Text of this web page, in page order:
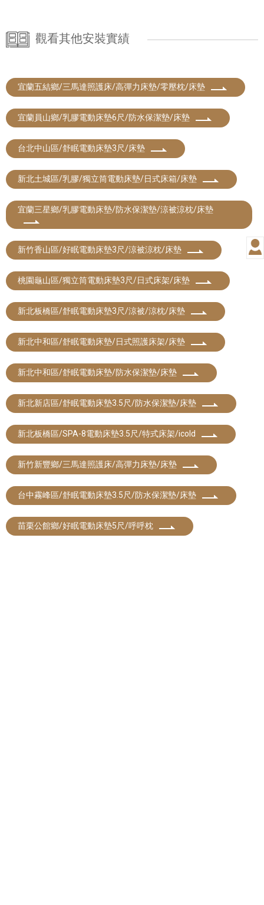
觀看其他安裝實績
宜蘭五結鄉/三馬達照護床/高彈力床墊/零壓枕/床墊
宜蘭員山鄉/乳膠電動床墊6尺/防水保潔墊/床墊
台北中山區/舒眠電動床墊3尺/床墊
新北土城區/乳膠/獨立筒電動床墊/日式床箱/床墊
宜蘭三星鄉/乳膠電動床墊/防水保潔墊/涼被涼枕/床墊
新竹香山區/好眠電動床墊3尺/涼被涼枕/床墊
桃園龜山區/獨立筒電動床墊3尺/日式床架/床墊
新北板橋區/舒眠電動床墊3尺/涼被/涼枕/床墊
新北中和區/舒眠電動床墊/日式照護床架/床墊
新北中和區/舒眠電動床墊/防水保潔墊/床墊
新北新店區/舒眠電動床墊3.5尺/防水保潔墊/床墊
新北板橋區/SPA-8電動床墊3.5尺/特式床架/icold
新竹新豐鄉/三馬達照護床/高彈力床墊/床墊
台中霧峰區/舒眠電動床墊3.5尺/防水保潔墊/床墊
苗栗公館鄉/好眠電動床墊5尺/呼呼枕